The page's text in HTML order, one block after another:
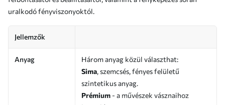
uralkodó fényviszonyoktól.
Jellemzők
Anyag
Három anyag közül választhat:
Sima, szemcsés, fényes felületű
szintetikus anyag.
Prémium - a művészek vásznaihoz